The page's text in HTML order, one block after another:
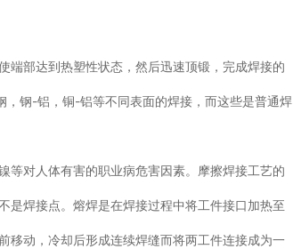
端部达到热塑性状态，然后迅速顶锻，完成焊接的
钢-铝，铜-铝等不同表面的焊接，而这些是普通焊
等对人体有害的职业病危害因素。摩擦焊接工艺的
是焊接点。熔焊是在焊接过程中将工件接口加热至
移动，冷却后形成连续焊缝而将两工件连接成为一